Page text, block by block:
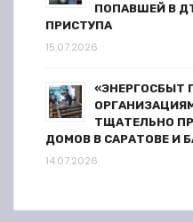
ПОПАВШЕЙ В
ПРИСТУПА
15.07.2026
«ЭНЕРГОСБЫТ
ТЩАТЕЛЬНО
ДОМОВ В САРАТОВЕ И
14.07.2026